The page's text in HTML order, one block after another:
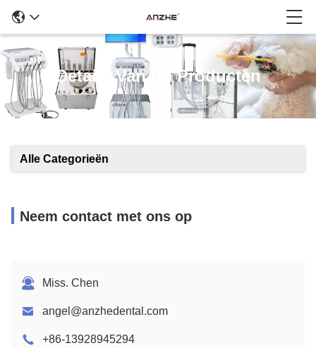
Details Van De Producten
Alle Categorieën
Neem contact met ons op
Miss. Chen
angel@anzhedental.com
+86-13928945294